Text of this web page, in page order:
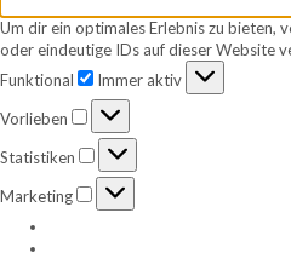
Um dir ein optimales Erlebnis zu bieten,
oder eindeutige IDs auf dieser Website
Funktional
Funktional
Immer aktiv
Vorlieben
Vorlieben
Statistiken Statistiken
Marketing Marketing